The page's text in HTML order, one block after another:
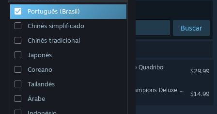
Suporte
Alterar idioma
Baixe o aplicativo móvel do Steam
Ver versão para computadores
Português (Brasil)
Chinês simplificado
Chinês tradicional
Japonês
Coreano
Tailandês
Árabe
Ordenar por Relevância
Buscar
Harry Potter: Campeões do Quadribol
$29.99
Harry Potter: Quidditch Champions Deluxe Pack
$14.99